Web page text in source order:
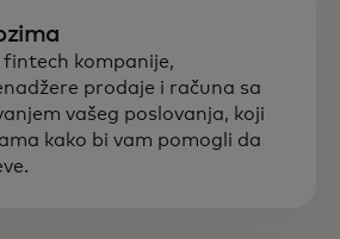
fintech kompanije,
prodaje i računa sa
vašeg poslovanja, koji
kako bi vam pomogli da